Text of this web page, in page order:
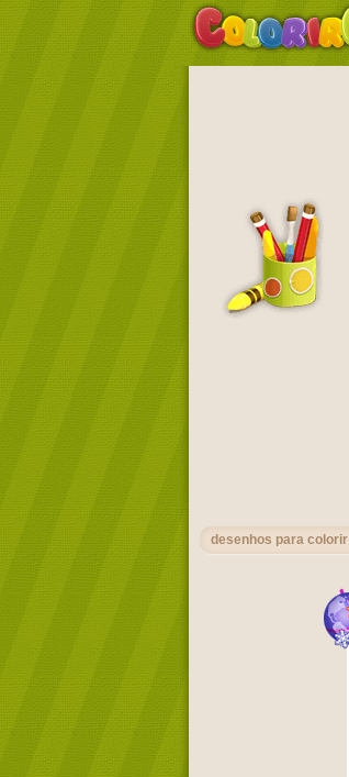
desenhos para colorir